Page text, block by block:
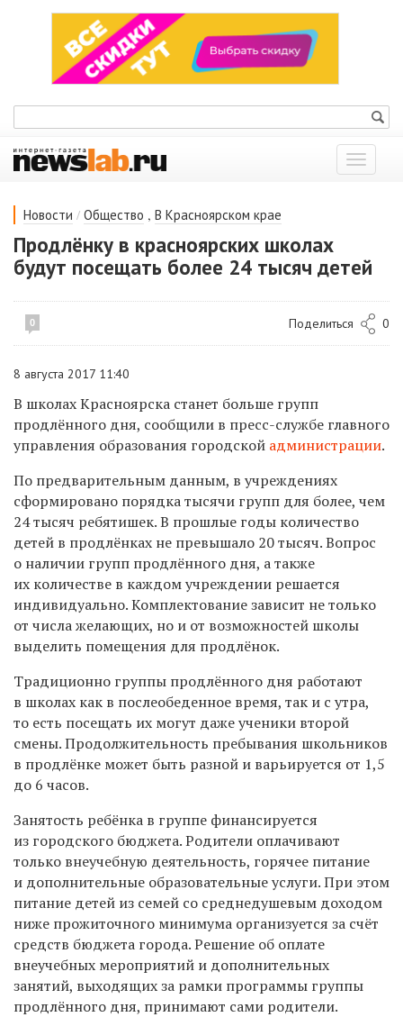
Показать
меню
Новости / Общество , В Красноярском крае
Продлёнку в красноярских школах
будут посещать более 24 тысяч детей
0 Поделиться 0
8 августа 2017 11:40
В школах Красноярска станет больше групп
продлённого дня, сообщили в пресс-службе главного
управления образования городской администрации.
По предварительным данным, в учреждениях
сформировано порядка тысячи групп для более, чем
24 тысяч ребятишек. В прошлые годы количество
детей в продлёнках не превышало 20 тысяч. Вопрос
о наличии групп продлённого дня, а также
их количестве в каждом учреждении решается
индивидуально. Комплектование зависит не только
от числа желающих, но и от возможностей школы
выделить помещения для продлёнок.
Традиционно группы продлённого дня работают
в школах как в послеобеденное время, так и с утра,
то есть посещать их могут даже ученики второй
смены. Продолжительность пребывания школьников
в продлёнке может быть разной и варьируется от 1,5
до 6 часов.
Занятость ребёнка в группе финансируется
из городского бюджета. Родители оплачивают
только внеучебную деятельность, горячее питание
и дополнительные образовательные услуги. При этом
питание детей из семей со среднедушевым доходом
ниже прожиточного минимума организуется за счёт
средств бюджета города. Решение об оплате
внеучебных мероприятий и дополнительных
занятий, выходящих за рамки программы группы
продлённого дня, принимают сами родители.